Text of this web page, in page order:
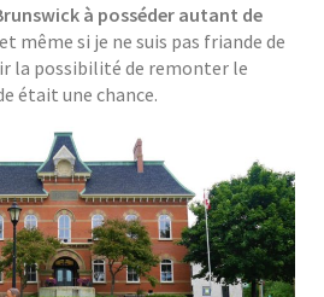
à posséder autant de
et même si je ne suis pas friande de
la possibilité de remonter le
était une chance.